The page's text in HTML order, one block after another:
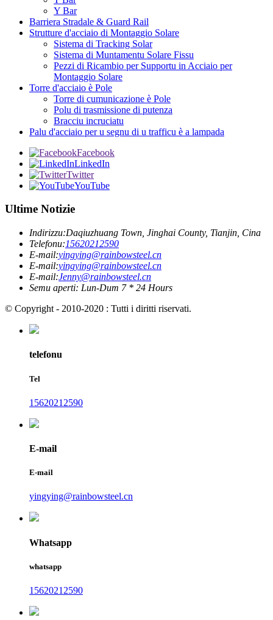
Y Bar
Barriera Stradale & Guard Rail
Strutture d'acciaio di Montaggio Solare
Sistema di Tracking Solar
Sistema di Muntamentu Solare Fissu
Pezzi di Ricambio per Supportu in Acciaio per
Montaggio Solare
Torre d'acciaio è Pole
Torre di cumunicazione è Pole
Polu di trasmissione di putenza
Bracciu incruciatu
Palu d'acciaio per u segnu di u trafficu è a lampada
Facebook
LinkedIn
Twitter
YouTube
Ultime Notizie
Indirizzu:Daqiuzhuang Town, Jinghai County, Tianjin, Cina
Telefonu:15620212590
E-mail:yingying@rainbowsteel.cn
E-mail:yingying@rainbowsteel.cn
E-mail:Jenny@rainbowsteel.cn
Semu aperti: Lun-Dum 7 * 24 Hours
© Copyright - 2010-2020 : Tutti i diritti riservati.
telefonu
Tel
15620212590
E-mail
E-mail
yingying@rainbowsteel.cn
Whatsapp
whatsapp
15620212590